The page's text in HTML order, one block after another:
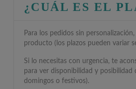
¿CUÁL ES EL
Para los pedidos sin
producto (los plazos pueden variar
Si lo necesitas con urgencia, te
para ver disponibilidad y posibilidad
domingos o festivos).